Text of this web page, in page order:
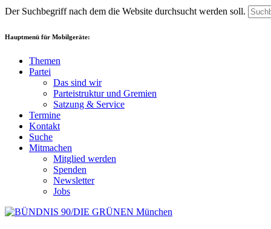
Der Suchbegriff nach dem die Website durchsucht werden soll.
Hauptmenü für Mobilgeräte:
Themen
Partei
Das sind wir
Parteistruktur und Gremien
Satzung & Service
Termine
Kontakt
Suche
Mitmachen
Mitglied werden
Spenden
Newsletter
Jobs